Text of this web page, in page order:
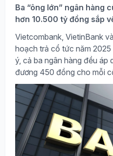
Ba “ông lớn” ngân hàng
hơn 10.500 tỷ đồng sắp
Vietcombank, VietinBank
hoạch trả cổ tức năm
ý, cả ba ngân hàng đều áp
đương 450 đồng cho mỗi